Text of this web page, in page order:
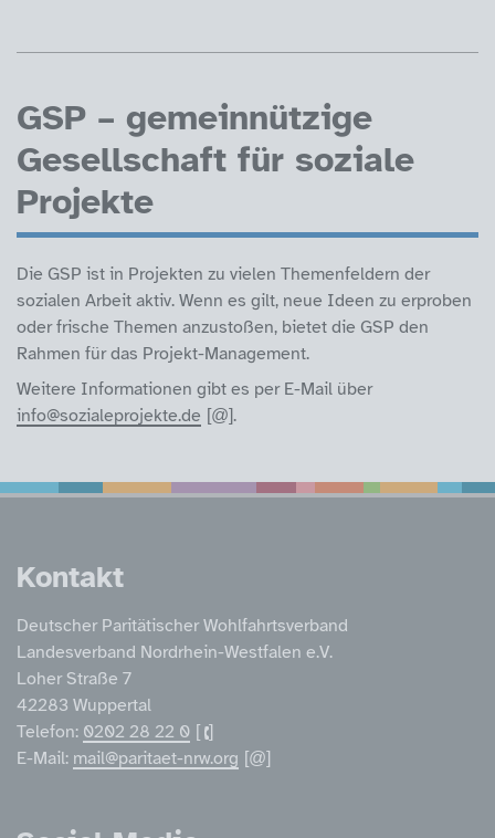
GSP – gemeinnützige
Gesellschaft für soziale
Projekte
Die GSP ist in Projekten zu vielen Themenfeldern der
sozialen Arbeit aktiv. Wenn es gilt, neue Ideen zu erproben
oder frische Themen anzustoßen, bietet die GSP den
Rahmen für das Projekt-Management.
Weitere Informationen gibt es per E-Mail über
info@sozialeprojekte.de
.
Service
Kontakt
Deutscher Paritätischer Wohlfahrtsverband
Landesverband Nordrhein-Westfalen e.V.
Loher Straße 7
42283 Wuppertal
Telefon: 0202 28 22 0
E-Mail: mail@paritaet-nrw.org